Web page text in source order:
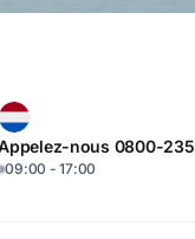
nous 0800-235
09:00 - 17:00